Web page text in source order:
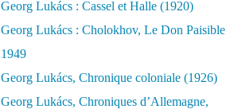
Georg Lukács : Cassel et Halle (1920)
Georg Lukács : Cholokhov, Le Don Paisible
1949
Georg Lukács, Chronique coloniale (1926)
Georg Lukács, Chroniques d’Allemagne,